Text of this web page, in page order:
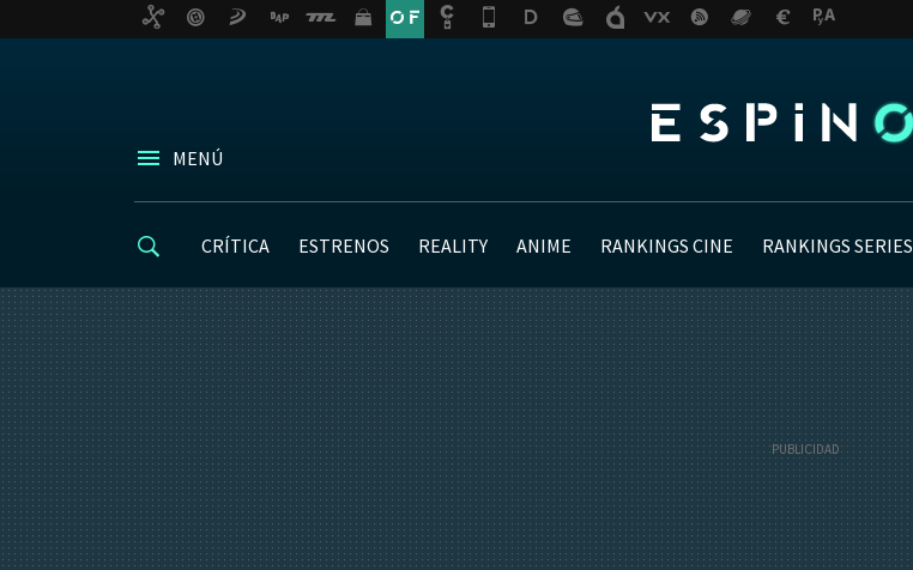
MENÚ
CRÍTICA ESTRENOS REALITY ANIME RANKINGS CINE RANKINGS SERIES